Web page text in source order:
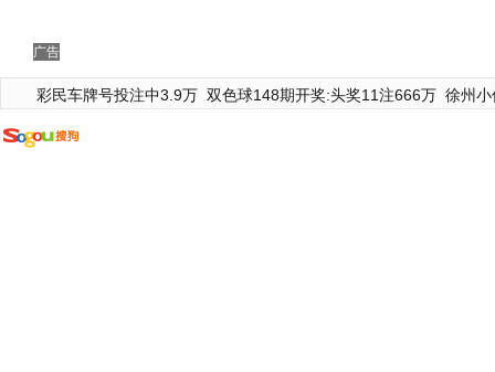
广告
彩民车牌号投注中3.9万 双色球148期开奖:头奖11注666万 徐州